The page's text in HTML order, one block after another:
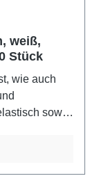
weiß,
Stück
wie auch
sowie